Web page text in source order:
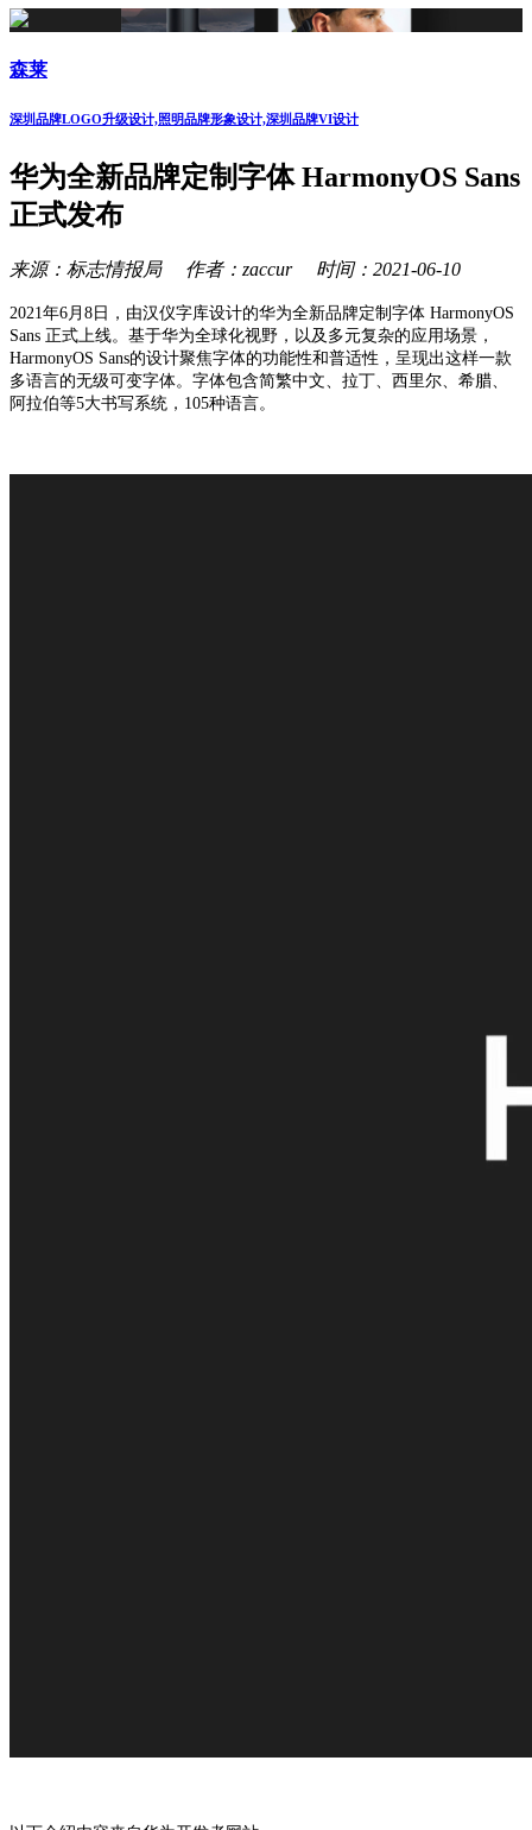
森莱
深圳品牌LOGO升级设计,照明品牌形象设计,深圳品牌VI设计
华为全新品牌定制字体 HarmonyOS Sans
正式发布
来源：标志情报局 作者：zaccur 时间：2021-06-10
2021年6月8日，由汉仪字库设计的华为全新品牌定制字体 HarmonyOS
Sans 正式上线。基于华为全球化视野，以及多元复杂的应用场景，
HarmonyOS Sans的设计聚焦字体的功能性和普适性，呈现出这样一款
多语言的无级可变字体。字体包含简繁中文、拉丁、西里尔、希腊、
阿拉伯等5大书写系统，105种语言。